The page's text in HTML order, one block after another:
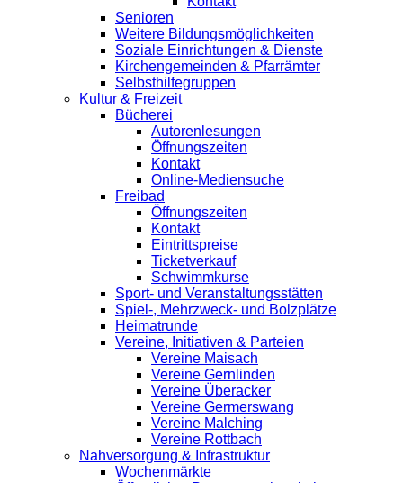
Senioren
Weitere Bildungsmöglichkeiten
Soziale Einrichtungen & Dienste
Kirchengemeinden & Pfarrämter
Selbsthilfegruppen
Kultur & Freizeit
Bücherei
Autorenlesungen
Öffnungszeiten
Kontakt
Online-Mediensuche
Freibad
Öffnungszeiten
Kontakt
Eintrittspreise
Ticketverkauf
Schwimmkurse
Sport- und Veranstaltungsstätten
Spiel-, Mehrzweck- und Bolzplätze
Heimatrunde
Vereine, Initiativen & Parteien
Vereine Maisach
Vereine Gernlinden
Vereine Überacker
Vereine Germerswang
Vereine Malching
Vereine Rottbach
Nahversorgung & Infrastruktur
Wochenmärkte